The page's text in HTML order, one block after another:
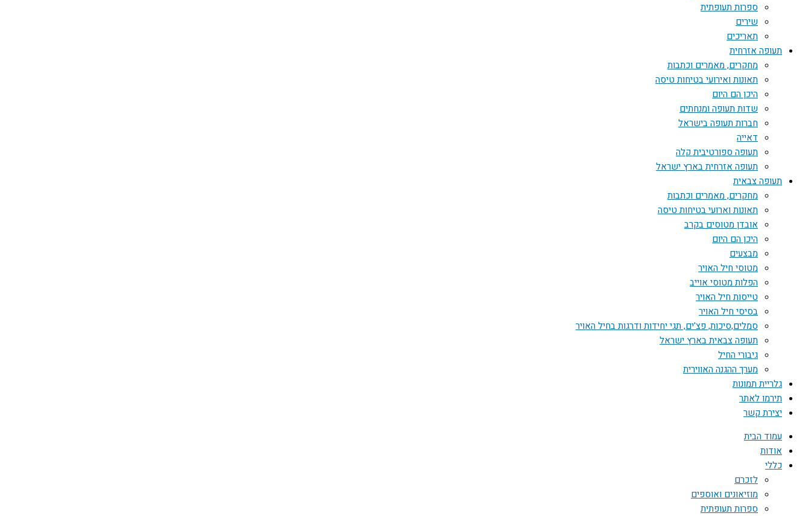
ספרות תעופתית
שירים
תאריכים
תעופה אזרחית
מחקרים, מאמרים וכתבות
תאונות ואירועי בטיחות טיסה
היכן הם היום
שדות תעופה ומנחתים
חברות תעופה בישראל
דאייה
תעופה ספורטיבית קלה
תעופה אזרחית בארץ ישראל
תעופה צבאית
מחקרים, מאמרים וכתבות
תאונות וארועי בטיחות טיסה
אובדן מטוסים בקרב
היכן הם היום
מבצעים
מטוסי חיל האויר
הפלות מטוסי אוייב
טייסות חיל האויר
בסיסי חיל האויר
סמלים,סיכות, פצ'ים, תגי יחידות ודרגות בחיל האויר
תעופה צבאית בארץ ישראל
גיבורי החיל
מערך ההגנה האווירית
גלריית תמונות
תירמו לאתר
יצירת קשר
עמוד הבית
אודות
כללי
לזכרם
מוזיאונים ואוספים
ספרות תעופתית